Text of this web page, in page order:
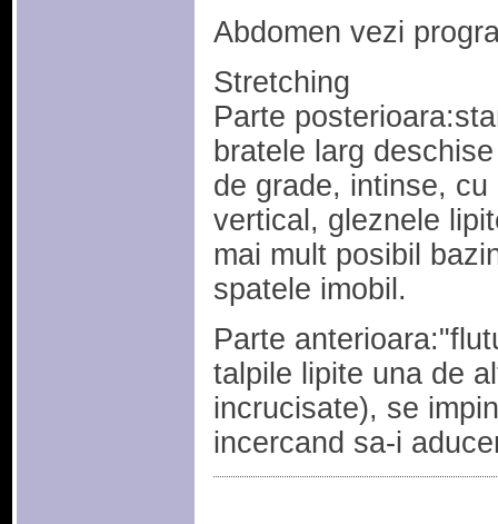
Abdomen vezi
Stretching
Parte
bratele larg
de grade, intinse,
vertical, gleznele
mai mult posibil
spatele imobil.
Parte
talpile lipite una de
incrucisate), se
incercand sa-i